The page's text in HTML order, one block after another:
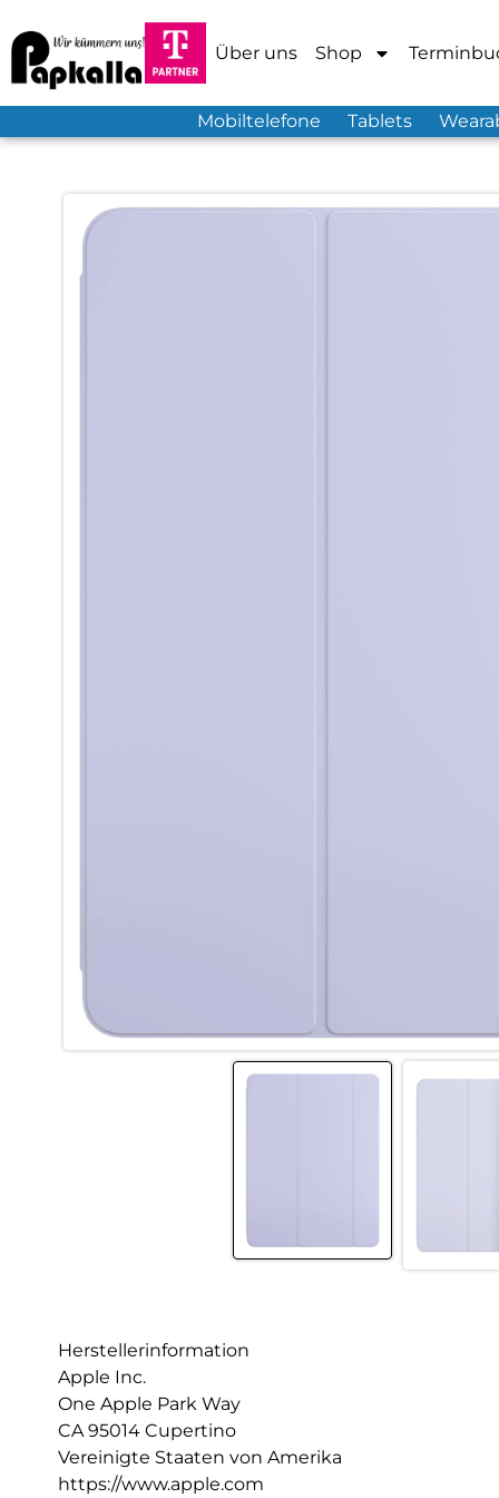
Über uns Shop
Mobiltelefone Tablets
Herstellerinformation
Apple Inc.
One Apple Park Way
CA 95014 Cupertino
Vereinigte Staaten von Amerika
https://www.apple.com